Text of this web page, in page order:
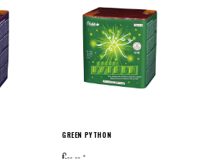
GREEN PYTHON
€--,-- *